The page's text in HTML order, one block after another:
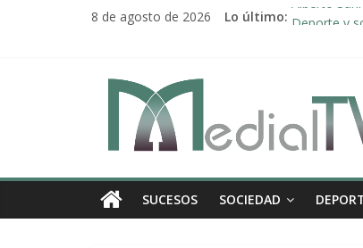
8 de agosto de 2026 Lo último: Alberto
Una
Medial
TV
El
diario
SUCESOS SOCIEDAD